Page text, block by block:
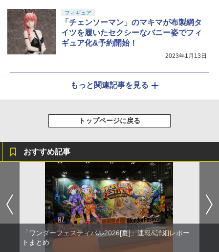
フィギュア
「チェンソーマン」のマキマが布製網タ
イツを履いたセクシーなバニー姿でフィ
ギュア化&予約開始！
2023年1月13日
もっと関連記事を見る
トップページに戻る
おすすめ記事
「ワンダーフェスティバル2026[夏]」速報&詳細レポー
トまとめ